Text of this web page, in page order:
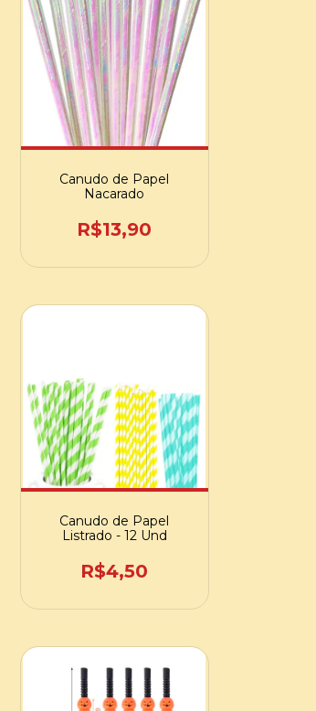
Canudo de Papel
Nacarado
R$13,90
Canudo de Papel
Listrado - 12 Und
R$4,50